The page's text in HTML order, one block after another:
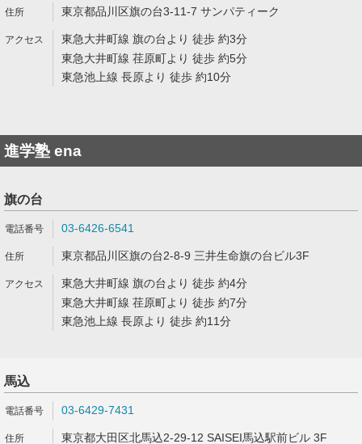
東京都品川区旗の台3-11-7 サンパティーク
東急大井町線 旗の台より 徒歩 約3分
東急大井町線 荏原町より 徒歩 約5分
東急池上線 長原より 徒歩 約10分
進学塾 ena
旗の台
03-6426-6541
東京都品川区旗の台2-8-9 三井生命旗の台ビル3F
東急大井町線 旗の台より 徒歩 約4分
東急大井町線 荏原町より 徒歩 約7分
東急池上線 長原より 徒歩 約11分
馬込
03-6429-7431
東京都大田区北馬込2-29-12 SAISEI馬込駅前ビル 3F